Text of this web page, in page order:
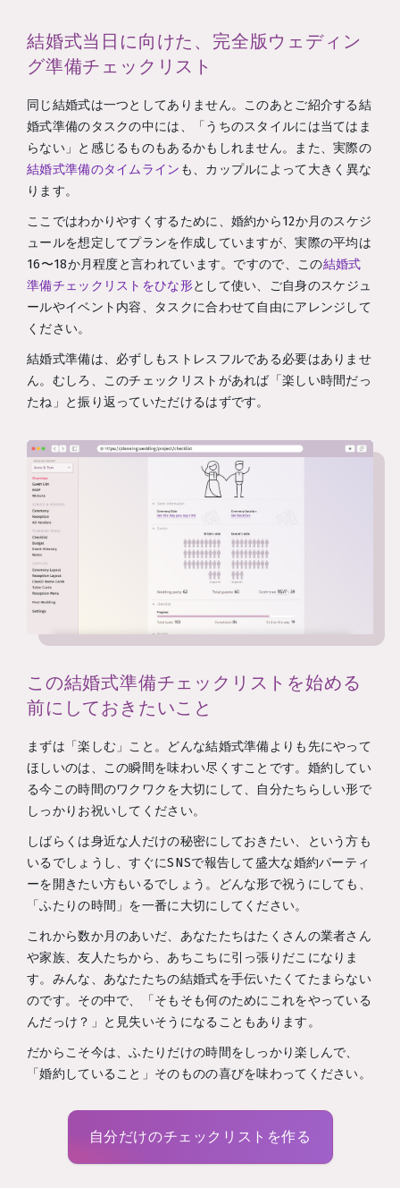
結婚式当日に向けた、完全版ウェディン
グ準備チェックリスト
同じ結婚式は一つとしてありません。このあとご紹介する結
婚式準備のタスクの中には、「うちのスタイルには当てはま
らない」と感じるものもあるかもしれません。また、実際の
結婚式準備のタイムライン も、カップルによって大きく異な
ります。
ここではわかりやすくするために、婚約から12か月のスケジ
ュールを想定してプランを作成していますが、実際の平均は
16〜18か月程度と言われています。ですので、この結婚式
準備チェックリストをひな形として使い、ご自身のスケジュ
ールやイベント内容、タスクに合わせて自由にアレンジして
ください。
結婚式準備は、必ずしもストレスフルである必要はありませ
ん。むしろ、このチェックリストがあれば「楽しい時間だっ
たね」と振り返っていただけるはずです。
この結婚式準備チェックリストを始める
前にしておきたいこと
まずは「楽しむ」こと。どんな結婚式準備よりも先にやって
ほしいのは、この瞬間を味わい尽くすことです。婚約してい
る今この時間のワクワクを大切にして、自分たちらしい形で
しっかりお祝いしてください。
しばらくは身近な人だけの秘密にしておきたい、という方も
いるでしょうし、すぐにSNSで報告して盛大な婚約パーティ
ーを開きたい方もいるでしょう。どんな形で祝うにしても、
「ふたりの時間」を一番に大切にしてください。
これから数か月のあいだ、あなたたちはたくさんの業者さん
や家族、友人たちから、あちこちに引っ張りだこになりま
す。みんな、あなたたちの結婚式を手伝いたくてたまらない
のです。その中で、「そもそも何のためにこれをやっている
んだっけ？」と見失いそうになることもあります。
だからこそ今は、ふたりだけの時間をしっかり楽しんで、
「婚約していること」そのものの喜びを味わってください。
自分だけのチェックリストを作る